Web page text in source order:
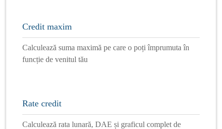
Credit maxim
Calculează suma maximă pe care o poți împrumuta în
funcție de venitul tău
Rate credit
Calculează rata lunară, DAE și graficul complet de